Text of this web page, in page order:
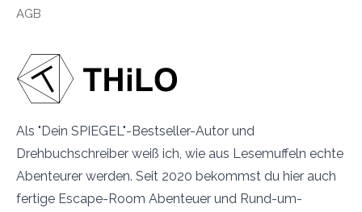
Als "Dein SPIEGEL"-Bestseller-Autor und
Drehbuchschreiber weiß ich, wie aus Lesemuffeln echte
Abenteurer werden. Seit 2020 bekommst du hier auch
fertige Escape-Room Abenteuer und Rund-um-
AGB